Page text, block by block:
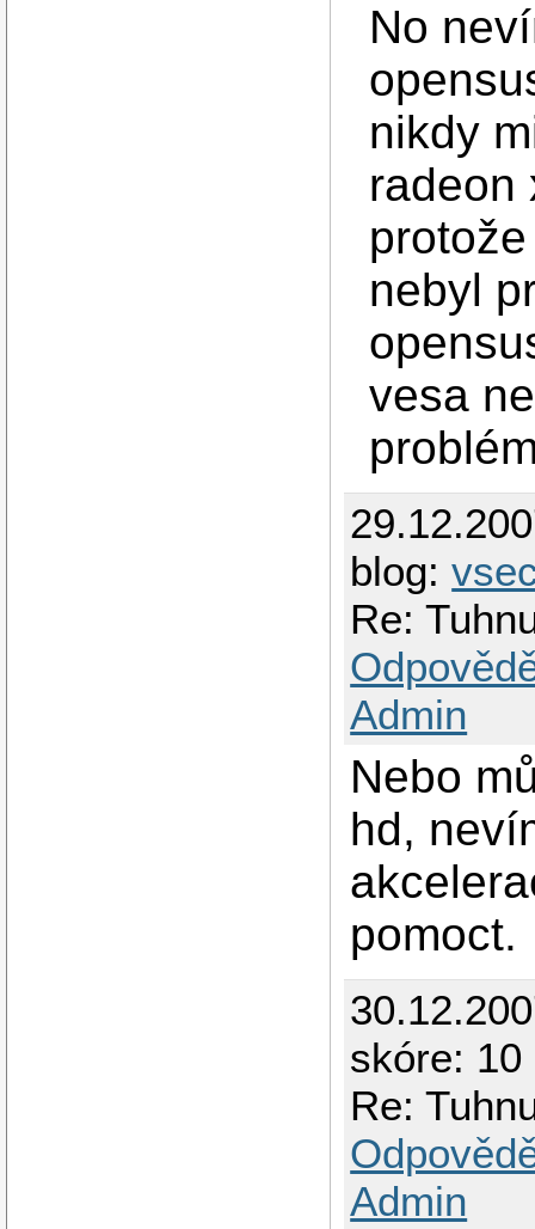
No
nikdy
radeon
nebyl
vesa
blog:
Re:
Admin
Nebo
hd,
pomoct.
skóre:
Re:
Admin